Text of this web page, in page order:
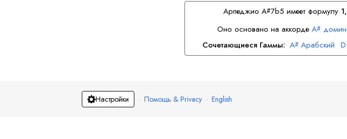
Арпеджио A#7b5 имеет формулу
Оно основано на аккорде A#
Сочетающиеся Гаммы: A# Арабский D
G# Арабский
Настройки · Помощь & Privacy · English